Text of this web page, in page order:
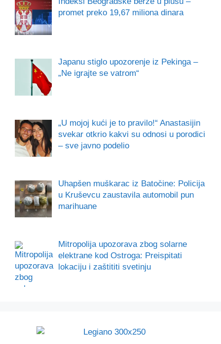
promet preko 19,67 miliona dinara
Japanu stiglo upozorenje iz Pekinga –
„Ne igrajte se vatrom“
„U mojoj kući je to pravilo!“ Anastasijin
svekar otkrio kakvi su odnosi u porodici
– sve javno podelio
Uhapšen muškarac iz Batočine: Policija
u Kruševcu zaustavila automobil pun
marihuane
Mitropolija upozorava zbog solarne
elektrane kod Ostroga: Preispitati
lokaciju i zaštititi svetinju